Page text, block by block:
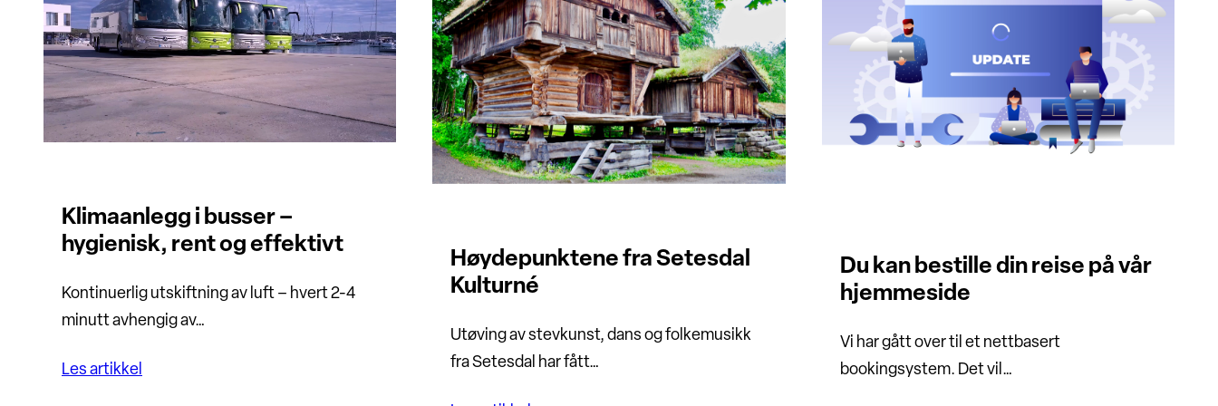
Klimaanlegg i busser –
hygienisk, rent og effektivt
Kontinuerlig utskiftning av luft – hvert 2-4
minutt avhengig av…
Les artikkel
Høydepunktene fra Setesdal
Kulturné
Utøving av stevkunst, dans og folkemusikk
fra Setesdal har fått…
Du kan bestille din reise på vår
hjemmeside
Vi har gått over til et nettbasert
bookingsystem. Det vil…